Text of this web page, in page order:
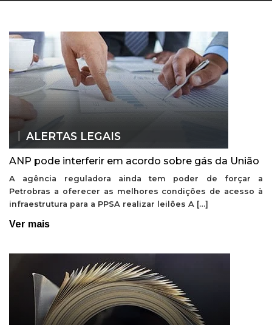
ALERTAS LEGAIS
ANP pode interferir em acordo sobre gás da União
A agência reguladora ainda tem poder de forçar a
Petrobras a oferecer as melhores condições de acesso à
infraestrutura para a PPSA realizar leilões A […]
Ver mais